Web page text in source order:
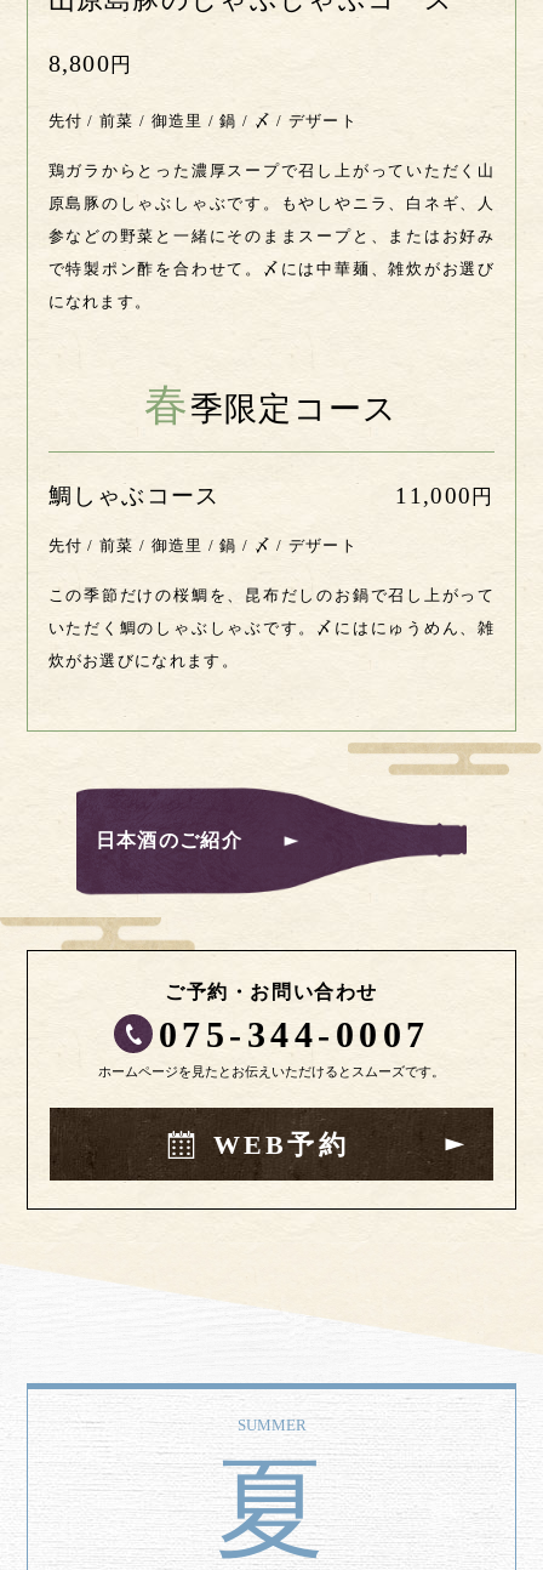
8,800 円
先付 / 前菜 / 御造里 / 鍋 / 〆 / デザート
鶏ガラからとった濃厚スープで召し上がっていただく山
原島豚のしゃぶしゃぶです。もやしやニラ、白ネギ、人
参などの野菜と一緒にそのままスープと、またはお好み
で特製ポン酢を合わせて。〆には中華麺、雑炊がお選び
になれます。
春季限定コース
鯛しゃぶコース 11,000 円
先付 / 前菜 / 御造里 / 鍋 / 〆 / デザート
この季節だけの桜鯛を、昆布だしのお鍋で召し上がって
いただく鯛のしゃぶしゃぶです。〆にはにゅうめん、雑
炊がお選びになれます。
日本酒のご紹介
ご予約・お問い合わせ
075-344-0007
ホームページを見たとお伝えいただけるとスムーズです。
WEB予約
SUMMER
夏